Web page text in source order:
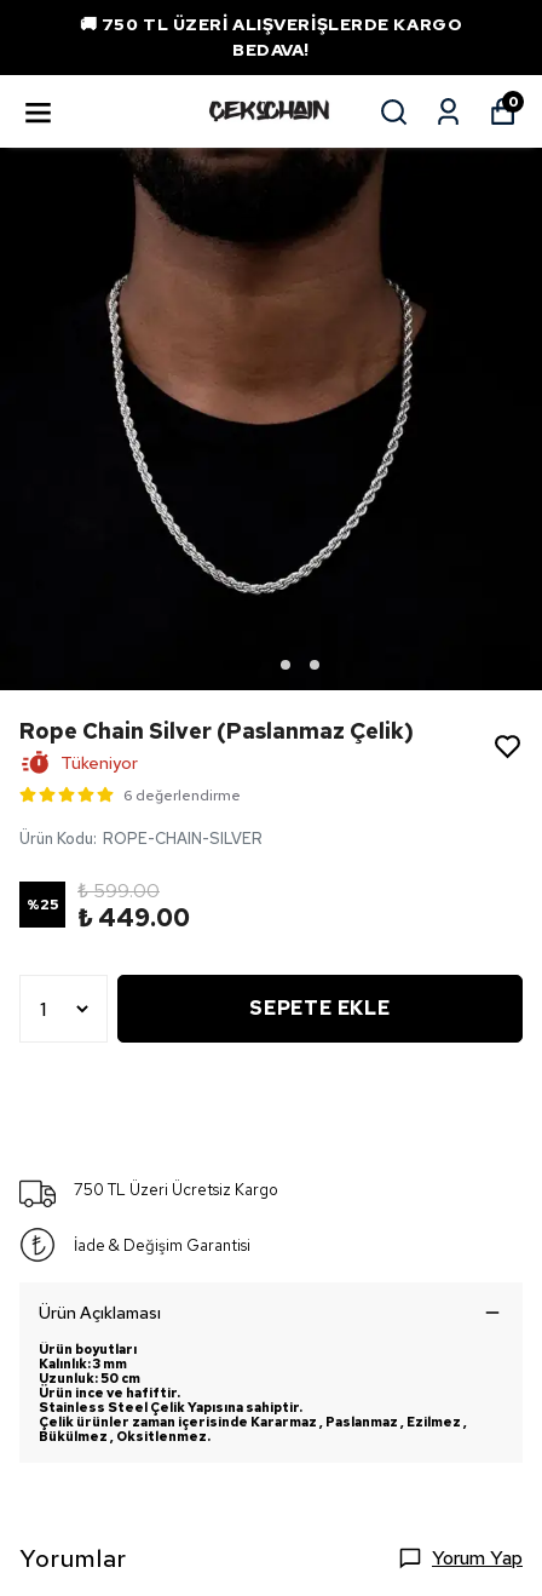
🚚 750 TL ÜZERI ALIŞVERIŞLERDE KARGO
BEDAVA!
0
Rope Chain Silver (Paslanmaz Çelik)
Tükeniyor
6 değerlendirme
Ürün Kodu: ROPE-CHAIN-SILVER
%25
₺ 599.00
₺ 449.00
SEPETE EKLE
750 TL Üzeri Ücretsiz Kargo
İade & Değişim Garantisi
Ürün Açıklaması
Ürün boyutları
Kalınlık: 3 mm
Uzunluk: 50 cm
Ürün ince ve hafiftir.
Stainless Steel Çelik Yapısına sahiptir.
Çelik ürünler zaman içerisinde Kararmaz , Paslanmaz , Ezilmez ,
Bükülmez , Oksitlenmez.
Yorumlar Yorum Yap